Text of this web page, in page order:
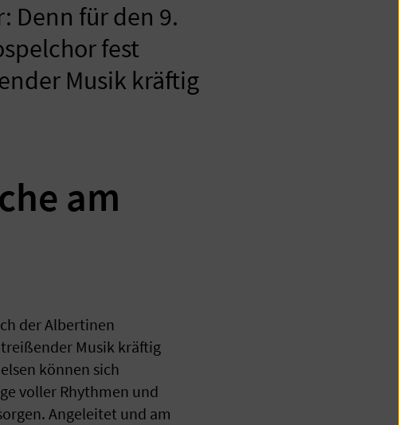
Denn für den 9.
fest
Musik kräftig
am
der Albertinen
Musik kräftig
können sich
voller Rhythmen und
Angeleitet und am